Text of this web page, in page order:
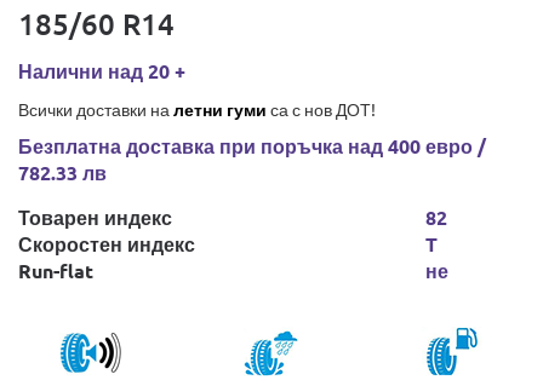
185/60 R14
Налични над 20 +
Всички доставки на летни гуми са с нов ДОТ!
Безплатна доставка при поръчка над 400 евро /
782.33 лв
Товарен индекс
Скоростен индекс
Run-flat
82
T
не